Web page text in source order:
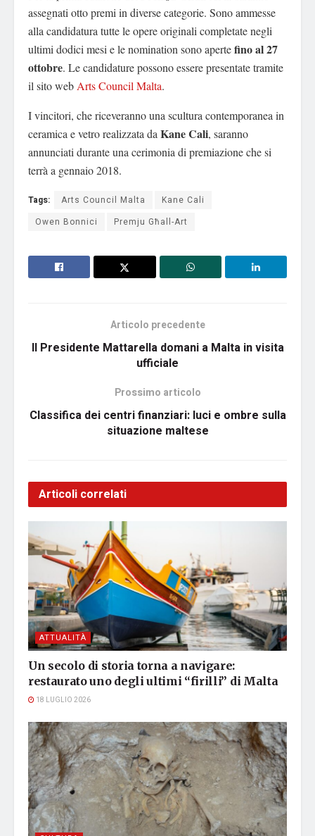
assegnati otto premi in diverse categorie. Sono ammesse
alla candidatura tutte le opere originali completate negli
ultimi dodici mesi e le nomination sono apertefino al 27
ottobre. Le candidature possono essere presentate tramite
il sito web Arts Council Malta.
I vincitori, che riceveranno una scultura contemporanea in
ceramica e vetro realizzata da Kane Cali, saranno
annunciati durante una cerimonia di premiazione che si
terrà a gennaio 2018.
Tags: Arts Council Malta
Kane Cali
Owen Bonnici
Premju Għall-Art
Articolo precedente
Il Presidente Mattarella domani a Malta in visita
ufficiale
Prossimo articolo
Classifica dei centri finanziari: luci e ombre sulla
situazione maltese
Articoli correlati
ATTUALITÀ
Un secolo di storia torna a navigare:
restaurato uno degli ultimi “firilli” di Malta
18 LUGLIO 2026